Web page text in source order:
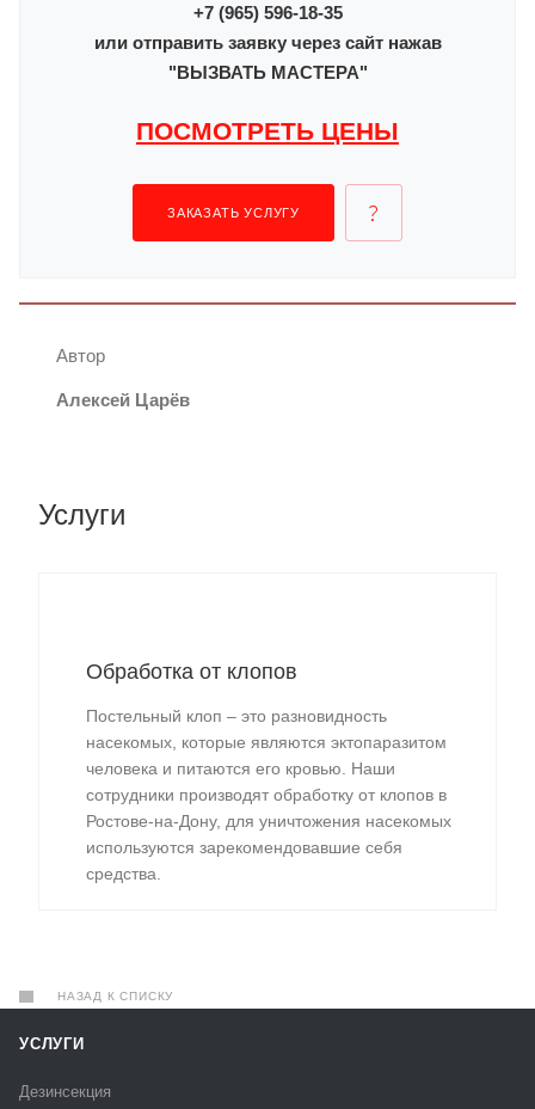
+7 (965) 596-18-35
или отправить заявку через сайт нажав
"ВЫЗВАТЬ МАСТЕРА"
ПОСМОТРЕТЬ ЦЕНЫ
ЗАКАЗАТЬ УСЛУГУ
Автор
Алексей Царёв
Услуги
Обработка от клопов
Постельный клоп – это разновидность
насекомых, которые являются эктопаразитом
человека и питаются его кровью. Наши
сотрудники производят обработку от клопов в
Ростове-на-Дону, для уничтожения насекомых
используются зарекомендовавшие себя
средства.
НАЗАД К СПИСКУ
УСЛУГИ
Дезинсекция